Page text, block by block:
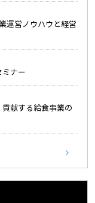
運営ノウハウと経営
ナー
献する給食事業の